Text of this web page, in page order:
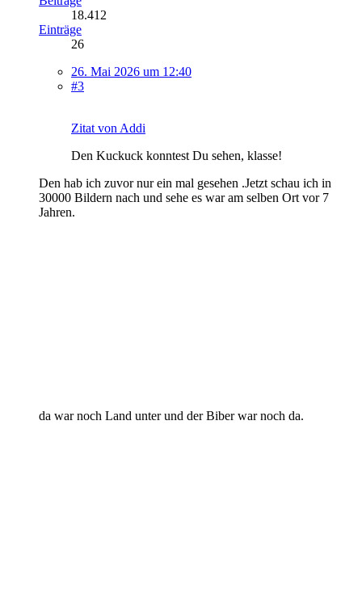
18.412
Einträge
26
26. Mai 2026 um 12:40
#3
Zitat von Addi
Den Kuckuck konntest Du sehen, klasse!
Den hab ich zuvor nur ein mal gesehen .Jetzt schau ich in
30000 Bildern nach und sehe es war am selben Ort vor 7
Jahren.
da war noch Land unter und der Biber war noch da.